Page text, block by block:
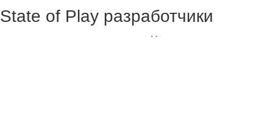
State of Play разработчики
показали дебютный ролик.